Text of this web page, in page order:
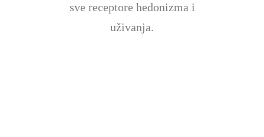
sve receptore hedonizma i
uživanja.